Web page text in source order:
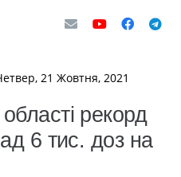
21 Жовтня, 2021
рекорд
6 тис. доз на